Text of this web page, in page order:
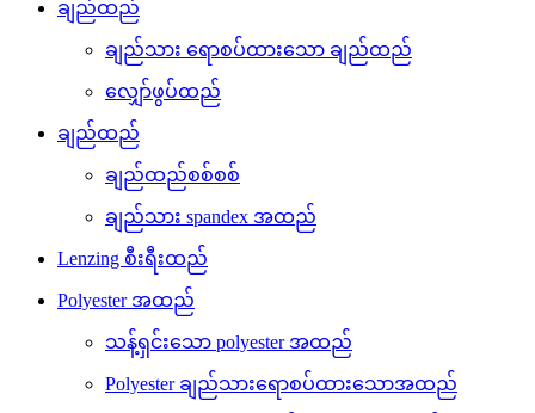
ချည်ထည်
ချည်သား ရောစပ်ထားသော ချည်ထည်
လျှော်ဖွပ်ထည်
ချည်ထည်
ချည်ထည်စစ်စစ်
ချည်သား spandex အထည်
Lenzing စီးရီးထည်
Polyester အထည်
သန့်ရှင်းသော polyester အထည်
Polyester ချည်သားရောစပ်ထားသောအထည်